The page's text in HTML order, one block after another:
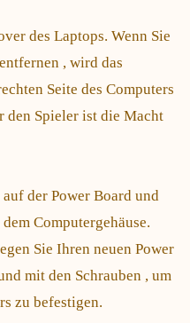
des Laptops. Wenn Sie
, wird das
Seite des Computers
den Spieler ist die Macht
der Power Board und
Computergehäuse.
Sie Ihren neuen Power
mit den Schrauben , um
zu befestigen.